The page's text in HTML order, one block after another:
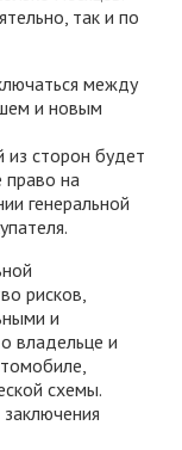
так и по
между
и новым
из сторон будет
право на
генеральной
рисков,
и
владельце и
схемы.